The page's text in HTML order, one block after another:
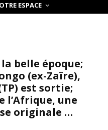
ESPACE
belle époque;
(ex-Zaïre),
est sortie;
l’Afrique, une
originale …